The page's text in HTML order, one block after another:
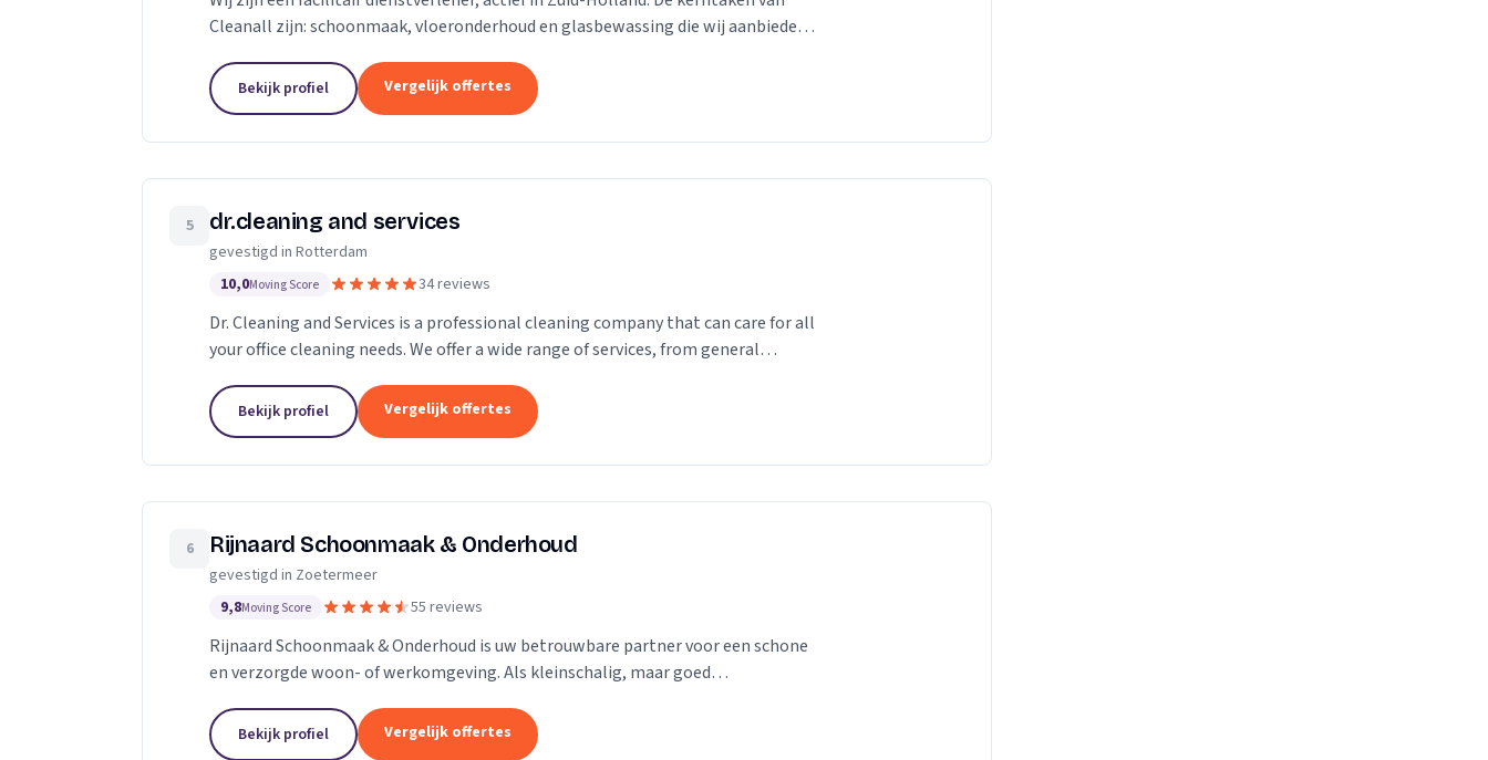
Cleanall zijn: schoonmaak, vloeronderhoud en glasbewassing die wij aanbieden
Bekijk profiel Vergelijk offertes
5 dr.cleaning and services
gevestigd in Rotterdam
10,0Moving Score 34 reviews
Dr. Cleaning and Services is a professional cleaning company that can care for all
your office cleaning needs. We offer a wide range of services, from general
Bekijk profiel Vergelijk offertes
6 Rijnaard Schoonmaak & Onderhoud
gevestigd in Zoetermeer
9,8Moving Score 55 reviews
Rijnaard Schoonmaak & Onderhoud is uw betrouwbare partner voor een schone
en verzorgde woon- of werkomgeving. Als kleinschalig, maar goed
Bekijk profiel Vergelijk offertes